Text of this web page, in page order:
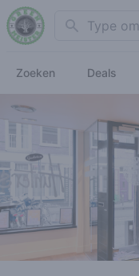
Search
Zoeken Deals